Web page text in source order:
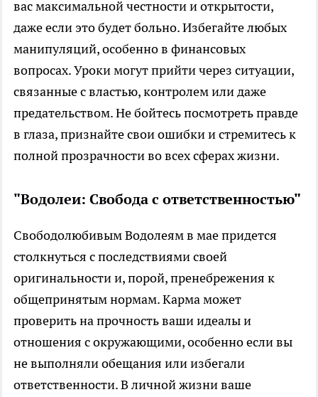
вас максимальной честности и открытости,
даже если это будет больно. Избегайте любых
манипуляций, особенно в финансовых
вопросах. Уроки могут прийти через ситуации,
связанные с властью, контролем или даже
предательством. Не бойтесь посмотреть правде
в глаза, признайте свои ошибки и стремитесь к
полной прозрачности во всех сферах жизни.
"Водолеи: Свобода с ответственностью"
Свободолюбивым Водолеям в мае придется
столкнуться с последствиями своей
оригинальности и, порой, пренебрежения к
общепринятым нормам. Карма может
проверить на прочность ваши идеалы и
отношения с окружающими, особенно если вы
не выполняли обещания или избегали
ответственности. В личной жизни ваше